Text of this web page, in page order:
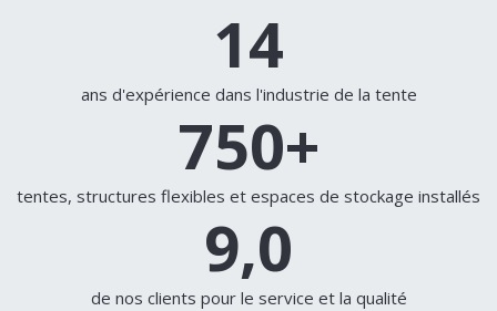
14
ans d'expérience dans l'industrie de la tente
750+
tentes, structures flexibles et espaces de stockage installés
9,0
de nos clients pour le service et la qualité